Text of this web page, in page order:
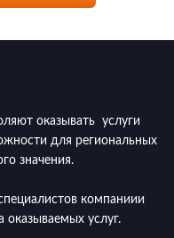
оказывать услуги
для региональных
значения.
компаниии
оказываемых услуг.